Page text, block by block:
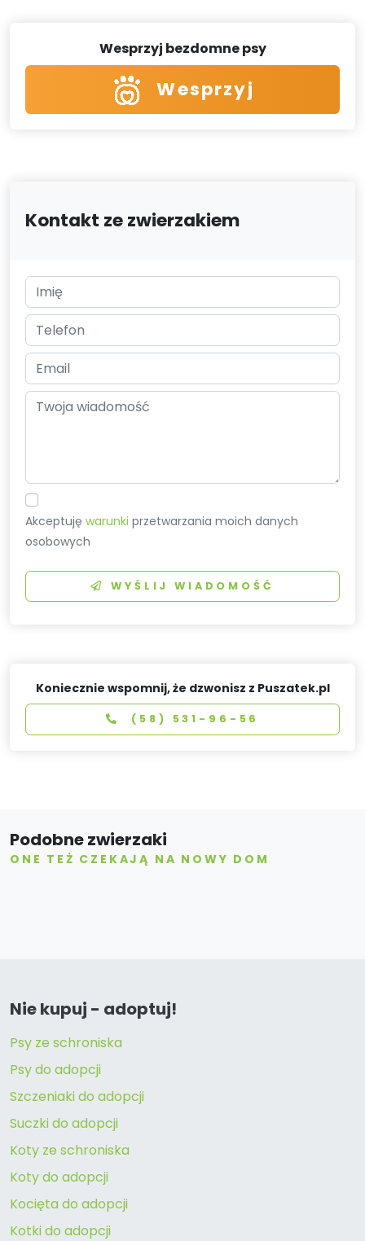
Wesprzyj bezdomne psy
Wesprzyj
Kontakt ze zwierzakiem
Akceptujęwarunki przetwarzania moich danych
osobowych
WYŚLIJ WIADOMOŚĆ
Koniecznie wspomnij, że dzwonisz z Puszatek.pl
(58) 531-96-56
Podobne zwierzaki
ONE TEŻ CZEKAJĄ NA NOWY DOM
Nie kupuj - adoptuj!
Psy ze schroniska
Psy do adopcji
Szczeniaki do adopcji
Suczki do adopcji
Koty ze schroniska
Koty do adopcji
Kocięta do adopcji
Kotki do adopcji